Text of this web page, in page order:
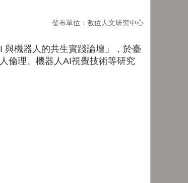
發布單位：數位人文研究中心
機器人的共生實踐論壇」，於臺
倫理、機器人AI視覺技術等研究